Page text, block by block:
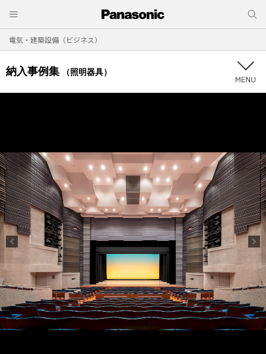
電気・建築設備（ビジネス）
納入事例集 （照明器具）